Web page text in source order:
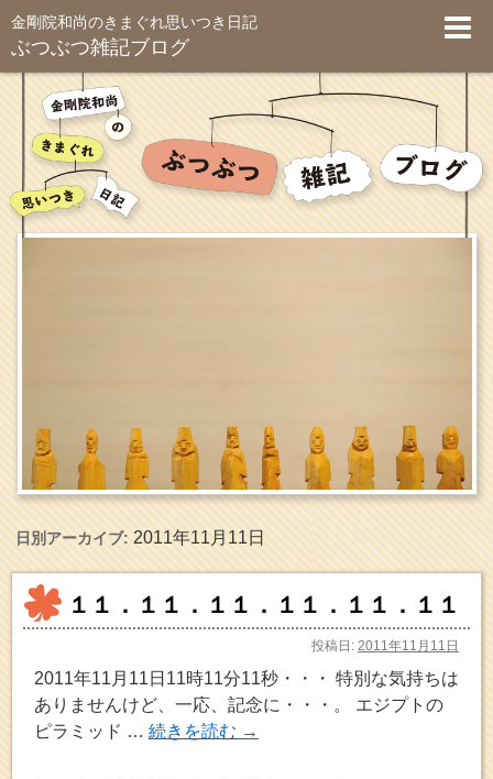
金剛院和尚のきまぐれ思いつき日記
ぶつぶつ雑記ブログ
日別アーカイブ:2011年11月11日
１１．１１．１１．１１．１１．１１
投稿日: 2011年11月11日
2011年11月11日11時11分11秒・・・ 特別な気持ちは
ありませんけど、一応、記念に・・・。 エジプトの
ピラミッド … 続きを読む →